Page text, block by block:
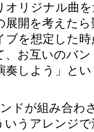
オリジナル曲
展開を考えた
ブを想定した
、お互いのバ
奏しよう」と
ドが組み合わ
いうアレンジ